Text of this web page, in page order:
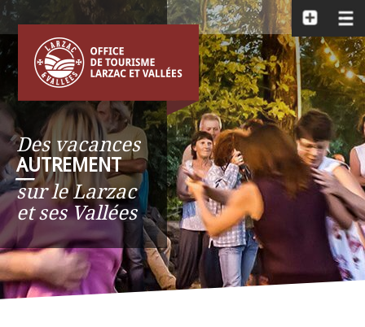
Des vacances
AUTREMENT
__
sur le Larzac
et ses Vallées